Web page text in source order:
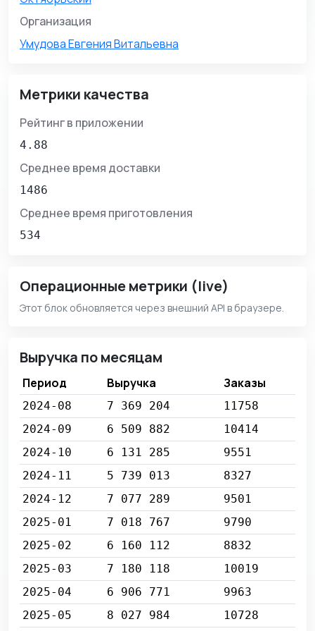
Организация
Умудова Евгения Витальевна
Метрики качества
Рейтинг в приложении
4.88
Среднее время доставки
1486
Среднее время приготовления
534
Операционные метрики (live)
Этот блок обновляется через внешний API в браузере.
Выручка по месяцам
Период Выручка Заказы
2024-08 7 369 204
11758
2024-09
6 509 882
10414
2024-10
6 131 285
9551
2024-11
5 739 013
8327
2024-12
7 077 289
9501
2025-01
7 018 767
9790
2025-02
6 160 112
8832
2025-03
7 180 118
10019
2025-04
6 906 771
9963
2025-05
8 027 984
10728